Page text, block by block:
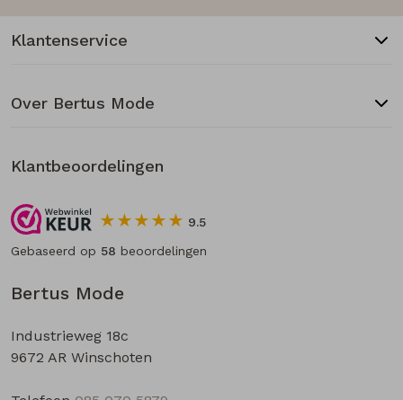
Bertus Mode
Industrieweg 18c
9672 AR Winschoten
Klantenservice
Over Bertus Mode
Klantbeoordelingen
9.5
Gebaseerd op 58 beoordelingen